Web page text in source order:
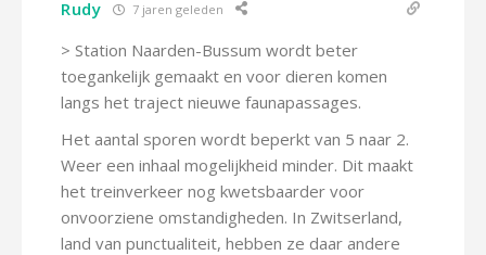
Rudy 7 jaren geleden
> Station Naarden-Bussum wordt beter
toegankelijk gemaakt en voor dieren komen
langs het traject nieuwe faunapassages.
Het aantal sporen wordt beperkt van 5 naar 2.
Weer een inhaal mogelijkheid minder. Dit maakt
het treinverkeer nog kwetsbaarder voor
onvoorziene omstandigheden. In Zwitserland,
land van punctualiteit, hebben ze daar andere